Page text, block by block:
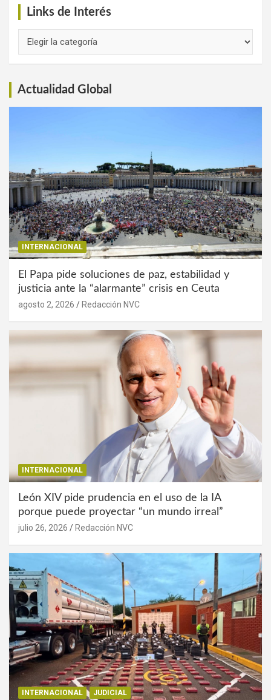
Links de Interés
Actualidad Global
INTERNACIONAL
El Papa pide soluciones de paz, estabilidad y
justicia ante la “alarmante” crisis en Ceuta
agosto 2, 2026 Redacción NVC
INTERNACIONAL
León XIV pide prudencia en el uso de la IA
porque puede proyectar “un mundo irreal”
julio 26, 2026 Redacción NVC
INTERNACIONAL JUDICIAL